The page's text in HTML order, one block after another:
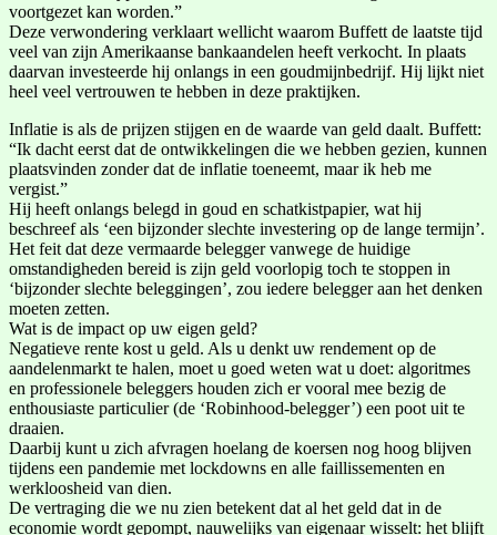
voortgezet kan worden.”
Deze verwondering verklaart wellicht waarom Buffett de laatste tijd
veel van zijn Amerikaanse bankaandelen heeft verkocht. In plaats
daarvan investeerde hij onlangs in een goudmijnbedrijf. Hij lijkt niet
heel veel vertrouwen te hebben in deze praktijken.
Inflatie is als de prijzen stijgen en de waarde van geld daalt. Buffett:
“Ik dacht eerst dat de ontwikkelingen die we hebben gezien, kunnen
plaatsvinden zonder dat de inflatie toeneemt, maar ik heb me
vergist.”
Hij heeft onlangs belegd in goud en schatkistpapier, wat hij
beschreef als ‘een bijzonder slechte investering op de lange termijn’.
Het feit dat deze vermaarde belegger vanwege de huidige
omstandigheden bereid is zijn geld voorlopig toch te stoppen in
‘bijzonder slechte beleggingen’, zou iedere belegger aan het denken
moeten zetten.
Wat is de impact op uw eigen geld?
Negatieve rente kost u geld. Als u denkt uw rendement op de
aandelenmarkt te halen, moet u goed weten wat u doet: algoritmes
en professionele beleggers houden zich er vooral mee bezig de
enthousiaste particulier (de ‘Robinhood-belegger’) een poot uit te
draaien.
Daarbij kunt u zich afvragen hoelang de koersen nog hoog blijven
tijdens een pandemie met lockdowns en alle faillissementen en
werkloosheid van dien.
De vertraging die we nu zien betekent dat al het geld dat in de
economie wordt gepompt, nauwelijks van eigenaar wisselt: het blijft